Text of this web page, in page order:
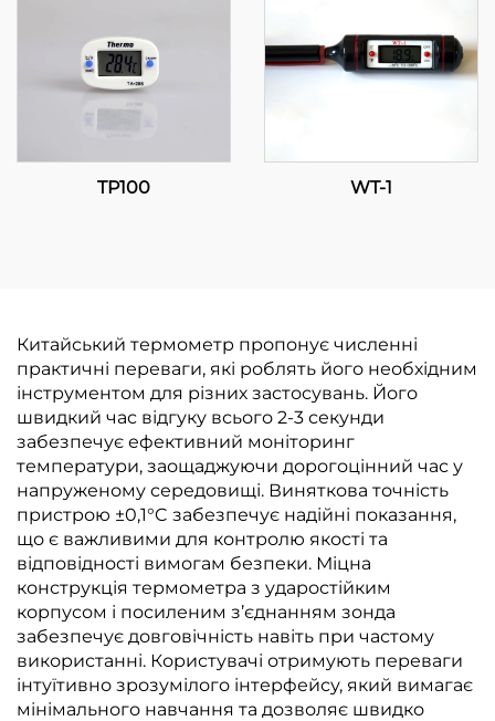
застосунків
TP100 WT-1
Китайський термометр пропонує численні
практичні переваги, які роблять його необхідним
інструментом для різних застосувань. Його
швидкий час відгуку всього 2-3 секунди
забезпечує ефективний моніторинг
температури, заощаджуючи дорогоцінний час у
напруженому середовищі. Виняткова точність
пристрою ±0,1°C забезпечує надійні показання,
що є важливими для контролю якості та
відповідності вимогам безпеки. Міцна
конструкція термометра з ударостійким
корпусом і посиленим з’єднанням зонда
забезпечує довговічність навіть при частому
використанні. Користувачі отримують переваги
інтуїтивно зрозумілого інтерфейсу, який вимагає
мінімального навчання та дозволяє швидко